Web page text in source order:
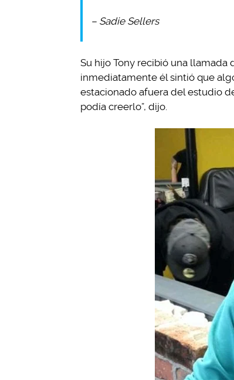
– Sadie Sellers
Su hijo Tony recibió una llamada
inmediatamente él sintió que
estacionado afuera del estudio
podía creerlo”, dijo.